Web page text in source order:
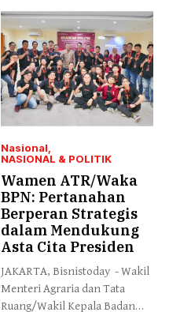
Nasional
NASIONAL & POLITIK
Wamen ATR/Waka
BPN: Pertanahan
Berperan Strategis
dalam Mendukung
Asta Cita Presiden
JAKARTA, Bisnistoday - Wakil
Menteri Agraria dan Tata
Ruang/Wakil Kepala Badan